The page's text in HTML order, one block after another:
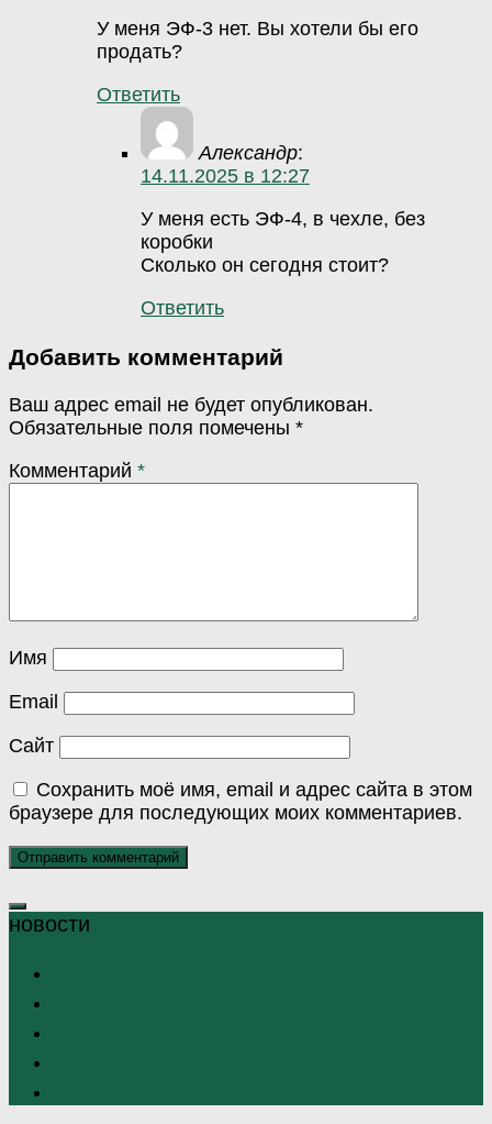
У меня ЭФ-3 нет. Вы хотели бы его
продать?
Ответить
Александр:
14.11.2025 в 12:27
У меня есть ЭФ-4, в чехле, без
коробки
Сколько он сегодня стоит?
Ответить
Добавить комментарий
Ваш адрес email не будет опубликован.
Обязательные поля помечены *
Комментарий *
Имя
Email
Сайт
Сохранить моё имя, email и адрес сайта в этом
браузере для последующих моих комментариев.